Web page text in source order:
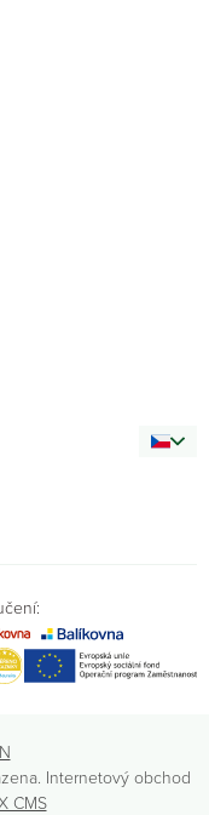
Internetový obchod
CMS